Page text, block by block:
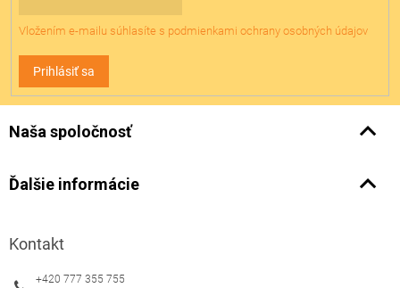
Vložením e-mailu súhlasíte s podmienkami ochrany osobných údajov
Prihlásiť sa
Naša spoločnosť
Ďalšie informácie
Kontakt
+420 777 355 755